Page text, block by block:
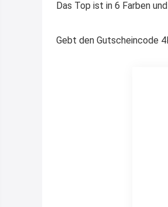
Das Top ist in 6 Farben
Gebt den Gutscheincode